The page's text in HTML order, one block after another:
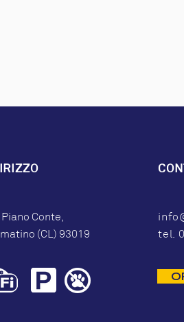
Conte,
(CL) 93019
tel.